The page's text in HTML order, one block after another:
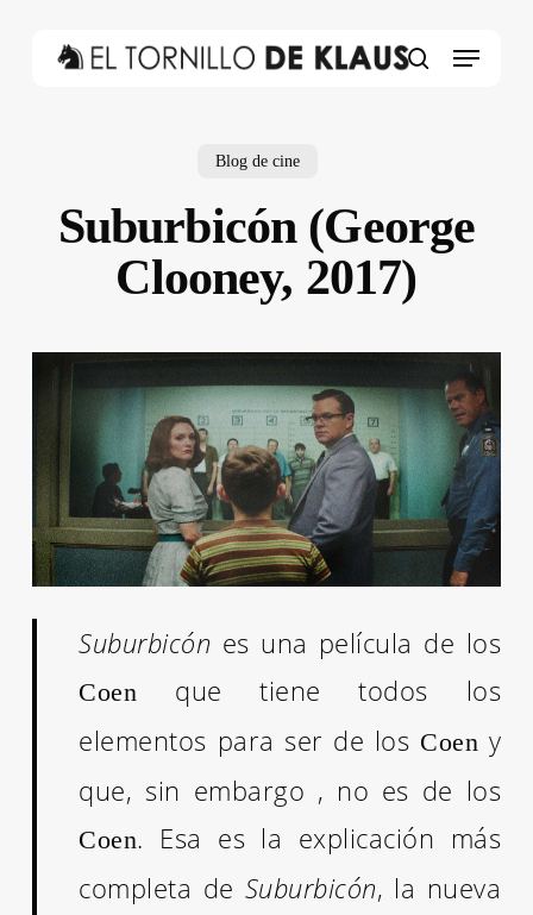
Menu
Blog de cine
Suburbicón (George
Clooney, 2017)
Suburbicón es una película de los
Coen
que tiene todos los
elementos para ser de los Coen y
que, sin embargo , no es de los
Coen. Esa es la explicación más
completa de Suburbicón, la nueva